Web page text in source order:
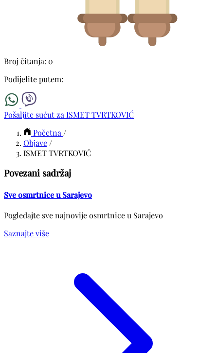
Broj čitanja: 0
Podijelite putem:
Pošaljite sućut za ISMET TVRTKOVIĆ
Početna /
Objave /
ISMET TVRTKOVIĆ
Povezani sadržaj
Sve osmrtnice u Sarajevo
Pogledajte sve najnovije osmrtnice u Sarajevo
Saznajte više